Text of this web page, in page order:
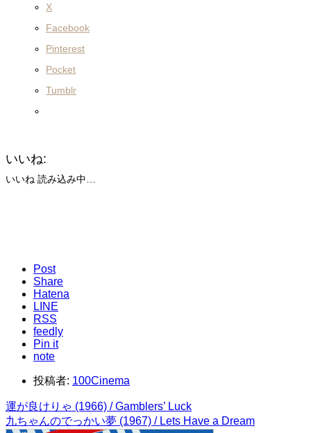
X
Facebook
Pinterest
Pocket
Tumblr
いいね:
いいね 読み込み中…
Post
Share
Hatena
LINE
RSS
feedly
Pin it
note
投稿者: 100Cinema
運が良けりゃ (1966) / Gamblers’ Luck
九ちゃんのでっかい夢 (1967) / Lets Have a Dream